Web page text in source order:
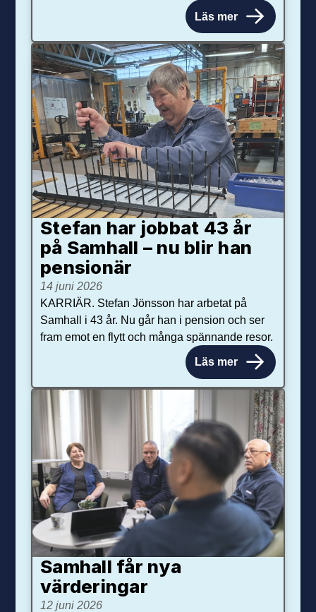
Läs mer
Stefan har jobbat 43 år
på Samhall – nu blir han
pensionär
14 juni 2026
KARRIÄR. Stefan Jönsson har arbetat på
Samhall i 43 år. Nu går han i pension och ser
fram emot en flytt och många spännande resor.
Läs mer
Samhall får nya
värdering­ar
12 juni 2026